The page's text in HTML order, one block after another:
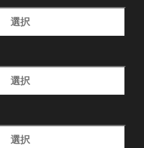
選択
選択
選択